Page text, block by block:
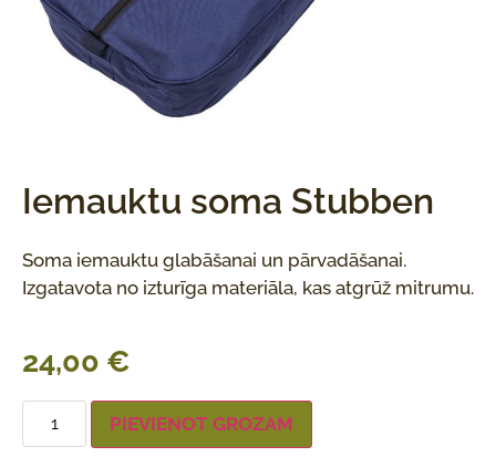
Iemauktu soma Stubben
Soma iemauktu glabāšanai un pārvadāšanai.
Izgatavota no izturīga materiāla, kas atgrūž mitrumu.
24,00 €
PIEVIENOT GROZAM